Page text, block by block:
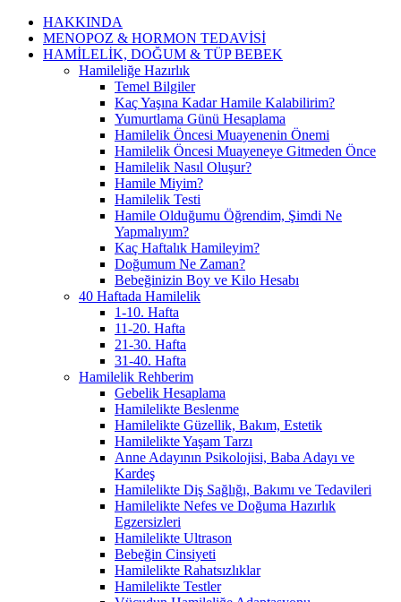
HAKKINDA
MENOPOZ & HORMON TEDAVİSİ
HAMİLELİK, DOĞUM & TÜP BEBEK
Hamileliğe Hazırlık
Temel Bilgiler
Kaç Yaşına Kadar Hamile Kalabilirim?
Yumurtlama Günü Hesaplama
Hamilelik Öncesi Muayenenin Önemi
Hamilelik Öncesi Muayeneye Gitmeden Önce
Hamilelik Nasıl Oluşur?
Hamile Miyim?
Hamilelik Testi
Hamile Olduğumu Öğrendim, Şimdi Ne
Yapmalıyım?
Kaç Haftalık Hamileyim?
Doğumum Ne Zaman?
Bebeğinizin Boy ve Kilo Hesabı
40 Haftada Hamilelik
1-10. Hafta
11-20. Hafta
21-30. Hafta
31-40. Hafta
Hamilelik Rehberim
Gebelik Hesaplama
Hamilelikte Beslenme
Hamilelikte Güzellik, Bakım, Estetik
Hamilelikte Yaşam Tarzı
Anne Adayının Psikolojisi, Baba Adayı ve
Kardeş
Hamilelikte Diş Sağlığı, Bakımı ve Tedavileri
Hamilelikte Nefes ve Doğuma Hazırlık
Egzersizleri
Hamilelikte Ultrason
Bebeğin Cinsiyeti
Hamilelikte Rahatsızlıklar
Hamilelikte Testler